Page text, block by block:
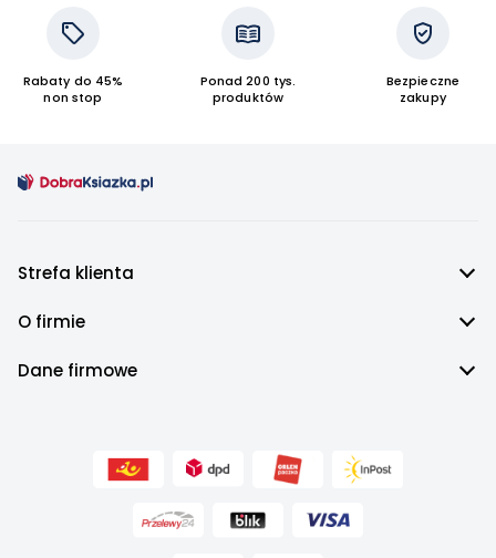
Rabaty do 45%
non stop
Ponad 200 tys.
produktów
Bezpieczne
zakupy
Strefa klienta
O firmie
Dane firmowe